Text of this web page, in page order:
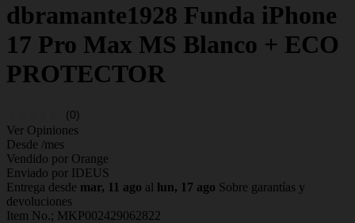
dbramante1928 Funda iPhone
17 Pro Max MS Blanco + ECO
PROTECTOR
(0)
Ver Opiniones
Desde /mes
Vendido por Orange
Enviado por IDEUS
Entrega desde mar, 11 ago al lun, 17 ago Sobre garantías y
devoluciones
Item No.; MKP002429062822